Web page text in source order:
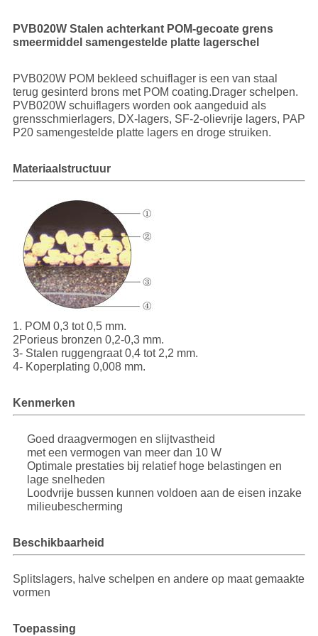
SITEMAP
PRIVACY
POLICY
PVB020W Stalen achterkant POM-gecoate grens
smeermiddel samengestelde platte lagerschel
PVB020W POM bekleed schuiflager is een van staal
terug gesinterd brons met POM coating.Drager schelpen.
PVB020W schuiflagers worden ook aangeduid als
grensschmierlagers, DX-lagers, SF-2-olievrije lagers, PAP
P20 samengestelde platte lagers en droge struiken.
Materiaalstructuur
1. POM 0,3 tot 0,5 mm.
2Porieus bronzen 0,2-0,3 mm.
3- Stalen ruggengraat 0,4 tot 2,2 mm.
4- Koperplating 0,008 mm.
Kenmerken
Goed draagvermogen en slijtvastheid
met een vermogen van meer dan 10 W
Optimale prestaties bij relatief hoge belastingen en
lage snelheden
Loodvrije bussen kunnen voldoen aan de eisen inzake
milieubescherming
Beschikbaarheid
Splitslagers, halve schelpen en andere op maat gemaakte
vormen
Toepassing